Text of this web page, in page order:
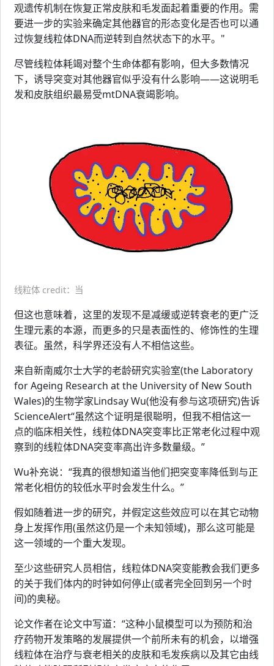
观遗传机制在恢复正常皮肤和毛发面起着重要的作用。需
要进一步的实验来确定其他器官的形态变化是否也可以通
过恢复线粒体DNA而逆转到自然状态下的水平。"
尽管线粒体耗竭对整个生命体都有影响，但大多数情况
下，诱导突变对其他器官似乎没有什么影响——这说明毛
发和皮肤组织最易受mtDNA衰竭影响。
线粒体 credit：当
但这也意味着，这里的发现不是减缓或逆转衰老的更广泛
生理元素的本源，而更多的只是表面性的、修饰性的生理
表征。虽然，科学界还没有人不相信这些。
来自新南威尔士大学的老龄研究实验室(the Laboratory
for Ageing Research at the University of New South
Wales)的生物学家Lindsay Wu(他没有参与这项研究)告诉
ScienceAlert“虽然这个证明是很聪明，但我不相信这一
点的临床相关性，线粒体DNA突变率比正常老化过程中观
察到的线粒体DNA突变率高出许多数量级。”
Wu补充说：“我真的很想知道当他们把突变率降低到与正
常老化相仿的较低水平时会发生什么。”
假如随着进一步的研究，并假定这些效应可以在其它动物
身上发挥作用(虽然这仍是一个未知领域)，那么这可能是
这一领域的一个重大发现。
至少这些研究人员相信，线粒体DNA突变能教会我们更多
的关于我们体内的时钟如何停止(或者完全回到另一个时
间)的奥秘。
论文作者在论文中写道：“这种小鼠模型可以为预防和治
疗药物开发策略的发展提供一个前所未有的机会，以增强
线粒体在治疗与衰老相关的皮肤和毛发疾病以及其它由线